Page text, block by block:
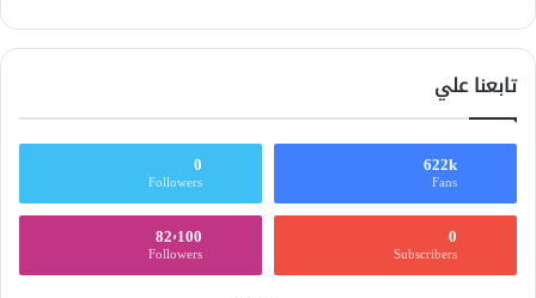
تابعنا علي
622k
Fans
0
Followers
0
Subscribers
82٬100
Followers